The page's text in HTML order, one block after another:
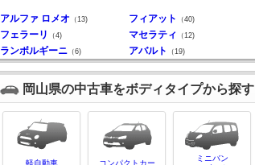
アルファ ロメオ （13) フィアット （40)
フェラーリ （4) マセラティ （12)
ランボルギーニ （6) アバルト （19)
岡山県の中古車をボディタイプから探す
軽自動車 コンパクトカー
ミニバン